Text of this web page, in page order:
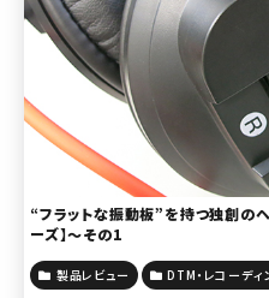
“フラットな振動板”を持つ独創の
ーズ】～その1
製品レビュー DTM・レコーディ